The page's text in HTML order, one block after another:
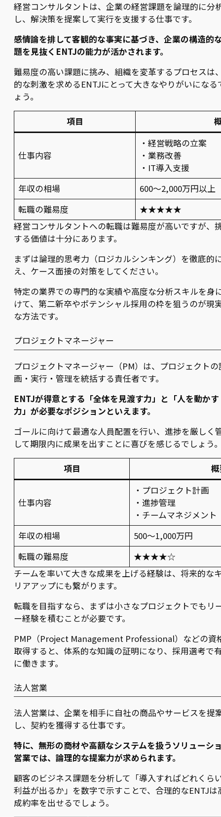
経営コンサルタントは、企業の経営課題を論理的に分
し、解決策を提案して実行を支援する仕事です。
感情論を排して客観的な事実に基づき、企業の構造的
題を見抜くENTJの能力が活かされます。
難易度の高い課題に挑み、組織を変革するプロセスは
的な刺激を求めるENTJにとって大きなやりがいになる
ょう。
項目
仕事内容
・経営戦略の立案
・業務改善
・IT導入支援
年収の相場
600〜2,000万円以上
転職の難易度
★★★★★
経営コンサルタントへの転職は難易度が高いですが、
する価値は十分にあります。
まずは論理的思考力（ロジカルシンキング）を徹底的
え、ケース面接の対策をしてください。
特定の業界での専門的な実績や高度な分析スキルを身
けて、第二新卒やポテンシャル採用の枠を狙うのが現
な方法です。
プロジェクトマネージャー
プロジェクトマネージャー（PM）は、プロジェクトの
画・実行・管理を統括する責任者です。
ENTJが得意とする「全体を見渡す力」と「人を動かす
力」が必要なポジションといえます。
ゴールに向けて最適な人員配置を行い、進捗を厳しく
して期限内に成果を出すことに喜びを感じるでしょう
項目
仕事内容
・プロジェクト計画
・進捗管理
・チームマネジメント
年収の相場
500〜1,000万円
転職の難易度
★★★★☆
チームを率いて大きな成果を上げる経験は、将来的な
リアアップにも繋がります。
転職を目指すなら、まずは小さなプロジェクトでもリ
ー経験を積むことが必要です。
PMP（Project Management Professional）などの資
取得すると、体系的な知識の証明になり、採用選考で
に働きます。
法人営業
法人営業は、企業を相手に自社の商品やサービスを提
し、契約を獲得する仕事です。
特に、無形の商材や高額なシステムを扱うソリューシ
営業では、論理的な提案力が求められます。
顧客のビジネス課題を分析して「導入すればどれくら
利益が出るか」を数字で示すことで、合理的なENTJは
成約率を出せるでしょう。